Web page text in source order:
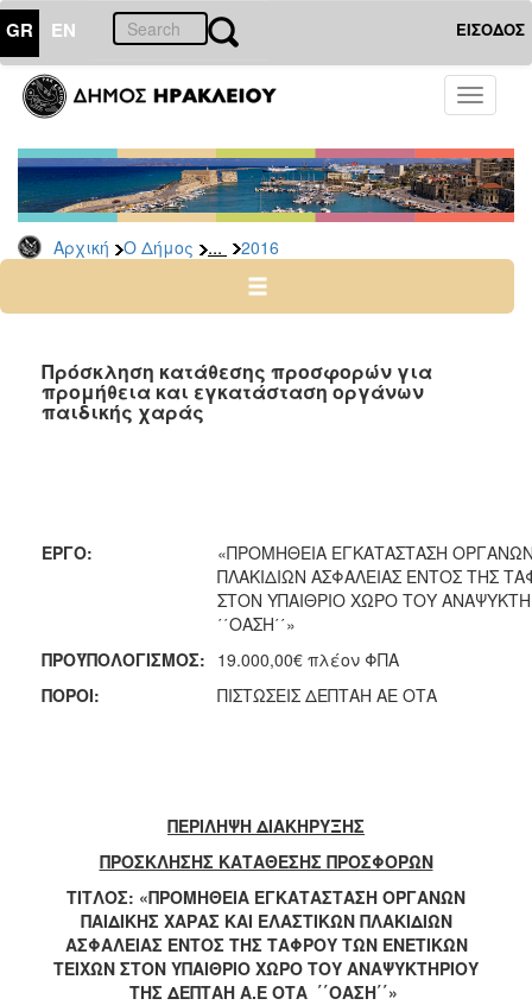
GR EN ΕΙΣΟΔΟΣ
Toggle
Αρχική Ο Δήμος ... 2016
ΔΗΜΟΣ
Διακηρύξεις
-
Δημοπρασίες
Αρχείο
2025
2023
2022
2015
2013
ΠΟΛΙΤΙΣΜΟΣ
ΑΝΘΕΚΤΙΚΗ
Πρόσκληση κατάθεσης προσφορών για
προμήθεια και εγκατάσταση οργάνων
παιδικής χαράς
ΕΡΓΟ:
«ΠΡΟΜΗΘΕΙΑ ΕΓΚΑΤΑΣΤΑΣΗ ΟΡΓΑΝΩΝ
ΠΛΑΚΙΔΙΩΝ ΑΣΦΑΛΕΙΑΣ ΕΝΤΟΣ ΤΗΣ
ΣΤΟΝ ΥΠΑΙΘΡΙΟ ΧΩΡΟ ΤΟΥ
΄΄ΟΑΣΗ΄΄»
ΠΡΟΫΠΟΛΟΓΙΣΜΟΣ: 19.000,00€ πλέον ΦΠΑ
ΠΟΡΟΙ:
ΠΙΣΤΩΣΕΙΣ ΔΕΠΤΑΗ ΑΕ ΟΤΑ
ΠΕΡΙΛΗΨΗ ΔΙΑΚΗΡΥΞΗΣ
ΠΡΟΣΚΛΗΣΗΣ ΚΑΤΑΘΕΣΗΣ ΠΡΟΣΦΟΡΩΝ
ΤΙΤΛΟΣ: «ΠΡΟΜΗΘΕΙΑ ΕΓΚΑΤΑΣΤΑΣΗ ΟΡΓΑΝΩΝ
ΠΑΙΔΙΚΗΣ ΧΑΡΑΣ ΚΑΙ ΕΛΑΣΤΙΚΩΝ ΠΛΑΚΙΔΙΩΝ
ΑΣΦΑΛΕΙΑΣ ΕΝΤΟΣ ΤΗΣ ΤΑΦΡΟΥ ΤΩΝ ΕΝΕΤΙΚΩΝ
ΤΕΙΧΩΝ ΣΤΟΝ ΥΠΑΙΘΡΙΟ ΧΩΡΟ ΤΟΥ ΑΝΑΨΥΚΤΗΡΙΟΥ
ΤΗΣ ΔΕΠΤΑΗ Α.Ε ΟΤΑ ΄΄ΟΑΣΗ΄΄»